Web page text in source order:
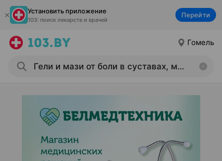
Установить приложение
103: поиск лекарств и врачей
Перейти
Гомель